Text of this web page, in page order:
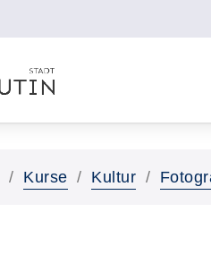
Kurse Kultur